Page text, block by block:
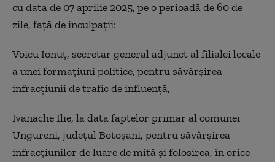
cu data de 07 aprilie 2025, pe o perioadă de 60 de
zile, faţă de inculpaţii:
Voicu Ionuț, secretar general adjunct al filialei locale
a unei formaţiuni politice, pentru săvârşirea
infracţiunii de trafic de influenţă,
Ivanache Ilie, la data faptelor primar al comunei
Ungureni, judeţul Botoşani, pentru săvârşirea
infracţiunilor de luare de mită şi folosirea, în orice